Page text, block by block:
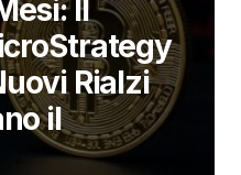
Il
Rialzi
il